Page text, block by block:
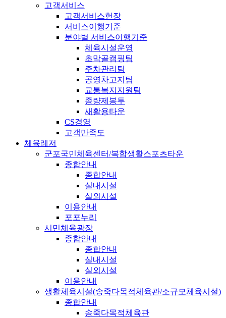
고객서비스
고객서비스헌장
서비스이행기준
분야별 서비스이행기준
체육시설운영
초막골캠핑팀
주차관리팀
공영차고지팀
교통복지지원팀
종량제봉투
새활용타운
CS경영
고객만족도
체육레저
군포국민체육센터/복합생활스포츠타운
종합안내
종합안내
실내시설
실외시설
이용안내
포포누리
시민체육광장
종합안내
종합안내
실내시설
실외시설
이용안내
생활체육시설(송죽다목적체육관/소규모체육시설)
종합안내
송죽다목적체육관